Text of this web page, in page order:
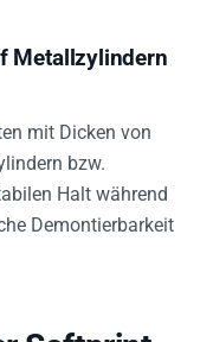
Metallzylindern
mit Dicken von
bzw.
Halt während
Demontierbarkeit